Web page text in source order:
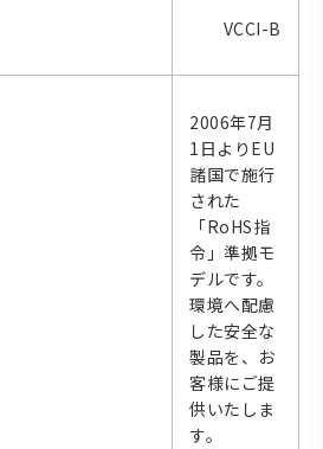
VCCI-B
2006年7月
1日よりEU
諸国で施行
された
「RoHS指
令」準拠モ
デルです。
環境へ配慮
した安全な
製品を、お
客様にご提
供いたしま
す。